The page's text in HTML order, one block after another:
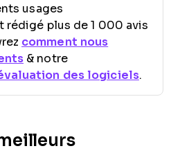
usages
plus de 1 000 avis
comment nous
& notre
des logiciels.